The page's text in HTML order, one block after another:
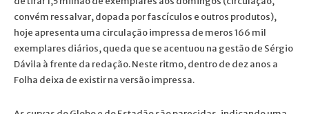
convém ressalvar, dopada por fascículos e outros produtos),
hoje apresenta uma circulação impressa de meros 166 mil
exemplares diários, queda que se acentuou na gestão de Sérgio
Dávila à frente da redação. Neste ritmo, dentro de dez anos a
Folha deixa de existir na versão impressa.